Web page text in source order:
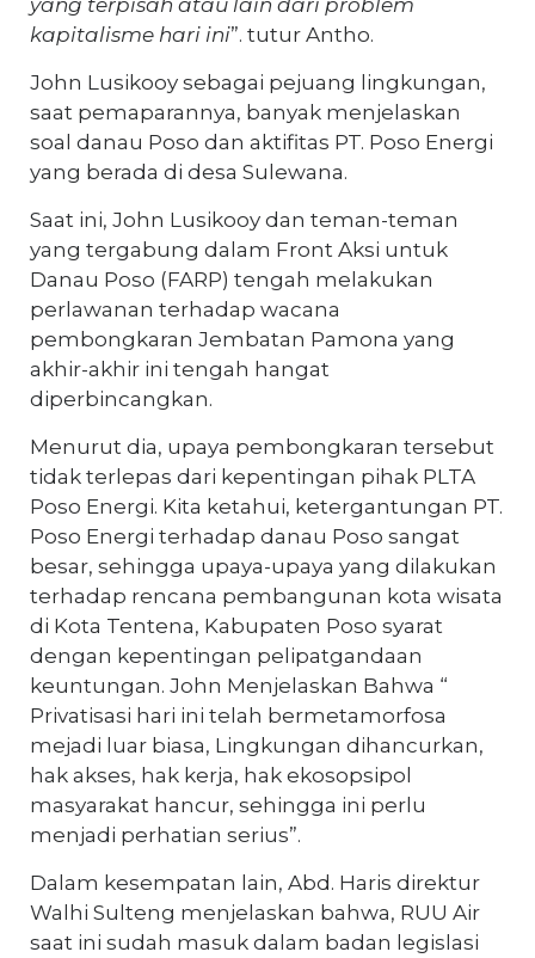
kapitalisme hari ini”. tutur Antho.
John Lusikooy sebagai pejuang lingkungan,
saat pemaparannya, banyak menjelaskan
soal danau Poso dan aktifitas PT. Poso Energi
yang berada di desa Sulewana.
Saat ini, John Lusikooy dan teman-teman
yang tergabung dalam Front Aksi untuk
Danau Poso (FARP) tengah melakukan
perlawanan terhadap wacana
pembongkaran Jembatan Pamona yang
akhir-akhir ini tengah hangat
diperbincangkan.
Menurut dia, upaya pembongkaran tersebut
tidak terlepas dari kepentingan pihak PLTA
Poso Energi. Kita ketahui, ketergantungan PT.
Poso Energi terhadap danau Poso sangat
besar, sehingga upaya-upaya yang dilakukan
terhadap rencana pembangunan kota wisata
di Kota Tentena, Kabupaten Poso syarat
dengan kepentingan pelipatgandaan
keuntungan. John Menjelaskan Bahwa “
Privatisasi hari ini telah bermetamorfosa
mejadi luar biasa, Lingkungan dihancurkan,
hak akses, hak kerja, hak ekosopsipol
masyarakat hancur, sehingga ini perlu
menjadi perhatian serius”.
Dalam kesempatan lain, Abd. Haris direktur
Walhi Sulteng menjelaskan bahwa, RUU Air
saat ini sudah masuk dalam badan legislasi